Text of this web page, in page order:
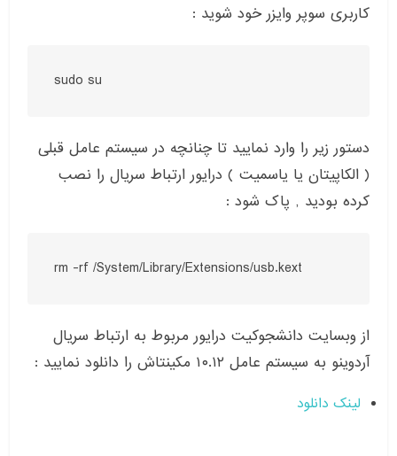
کاربری سوپر وایزر خود شوید :
sudo su
دستور زیر را وارد نمایید تا چنانچه در سیستم عامل قبلی
( الکاپیتان یا یاسمیت ) درایور ارتباط سریال را نصب
کرده بودید , پاک شود :
rm -rf /System/Library/Extensions/usb.kext
از وبسایت دانشجوکیت درایور مربوط به ارتباط سریال
آردوینو به سیستم عامل ۱۰.۱۲ مکینتاش را دانلود نمایید :
لینک دانلود